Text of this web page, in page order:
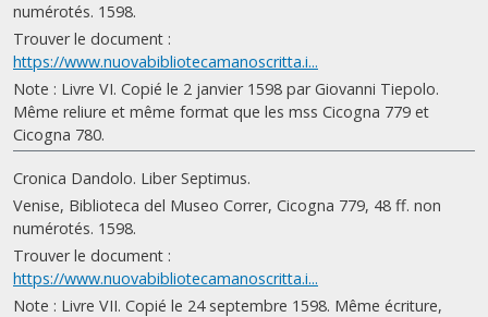
numérotés. 1598.
Trouver le document :
https://www.nuovabibliotecamanoscritta.i...
Note : Livre VI. Copié le 2 janvier 1598 par Giovanni Tiepolo.
Même reliure et même format que les mss Cicogna 779 et
Cicogna 780.
Cronica Dandolo. Liber Septimus.
Venise, Biblioteca del Museo Correr, Cicogna 779, 48 ff. non
numérotés. 1598.
Trouver le document :
https://www.nuovabibliotecamanoscritta.i...
Note : Livre VII. Copié le 24 septembre 1598. Même écriture,